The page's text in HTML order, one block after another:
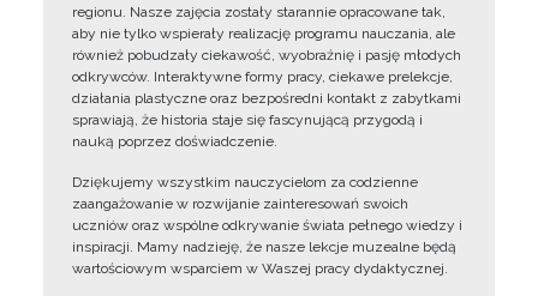
regionu. Nasze zajęcia zostały starannie opracowane tak,
aby nie tylko wspierały realizację programu nauczania, ale
również pobudzały ciekawość, wyobraźnię i pasję młodych
odkrywców. Interaktywne formy pracy, ciekawe prelekcje,
działania plastyczne oraz bezpośredni kontakt z zabytkami
sprawiają, że historia staje się fascynującą przygodą i
nauką poprzez doświadczenie.
Dziękujemy wszystkim nauczycielom za codzienne
zaangażowanie w rozwijanie zainteresowań swoich
uczniów oraz wspólne odkrywanie świata pełnego wiedzy i
inspiracji. Mamy nadzieję, że nasze lekcje muzealne będą
wartościowym wsparciem w Waszej pracy dydaktycznej.